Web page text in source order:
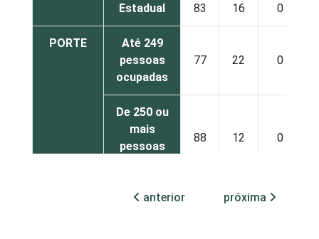
Estadual 83 16 0
PORTE
Até 249
pessoas
ocupadas
77 22 0
De 250 ou
mais
pessoas
88 12 0
Nãoanterior próxima